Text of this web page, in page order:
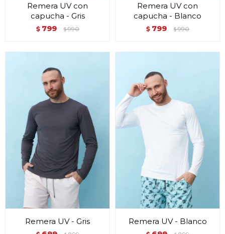
Remera UV con
capucha - Gris
$ 799 $ 990
Remera UV con
capucha - Blanco
$ 799 $ 990
Remera UV - Gris Remera UV - Blanco